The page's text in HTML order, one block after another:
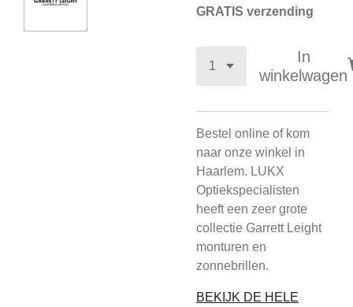
GRATIS verzending
In
winkelwagen
Bestel online of kom
naar onze winkel in
Haarlem. LUKX
Optiekspecialisten
heeft een zeer grote
collectie Garrett Leight
monturen en
zonnebrillen.
BEKIJK DE HELE